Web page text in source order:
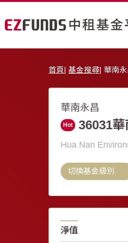
首頁 基金搜尋 華南
華南永昌
Hot 36031
Hua Nan
切換基金級別
淨值